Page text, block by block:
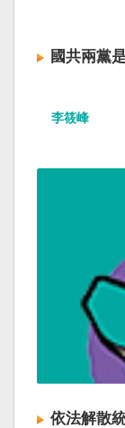
國共兩黨
李筱峰
依法解散